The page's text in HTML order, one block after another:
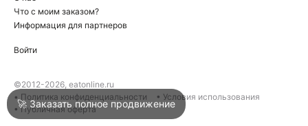
Написать в техподдержку
Что с моим заказом?
Информация для партнеров
Войти
©2012-2026, eatonline.ru
• Политика конфиденциальности
• Условия использования
• Публичная оферта
🚀 Заказать полное продвижение